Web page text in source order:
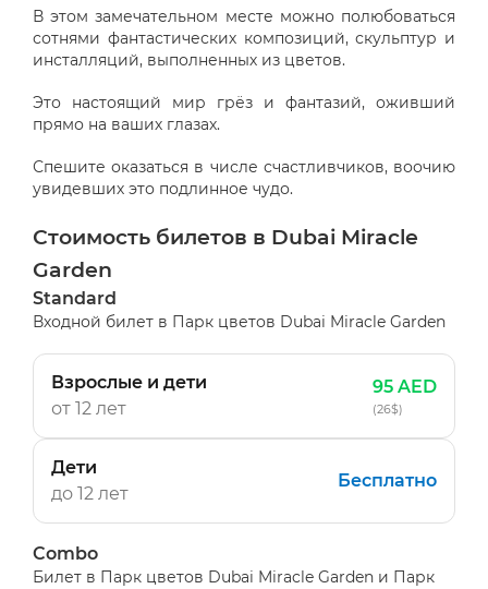
В этом замечательном месте можно полюбоваться
сотнями фантастических композиций, скульптур и
инсталляций, выполненных из цветов.
Это настоящий мир грёз и фантазий, оживший
прямо на ваших глазах.
Спешите оказаться в числе счастливчиков, воочию
увидевших это подлинное чудо.
Стоимость билетов в Dubai Miracle
Garden
Standard
Входной билет в Парк цветов Dubai Miracle Garden
Взрослые и дети
от 12 лет
95 AED
(26$)
Дети
до 12 лет
Бесплатно
Combo
Билет в Парк цветов Dubai Miracle Garden и Парк